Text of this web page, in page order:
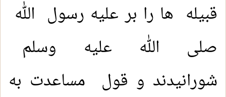
قبیله ها را بر علیه رسول الله
صلى الله عليه وسلم
شورانیدند و قول مساعدت به